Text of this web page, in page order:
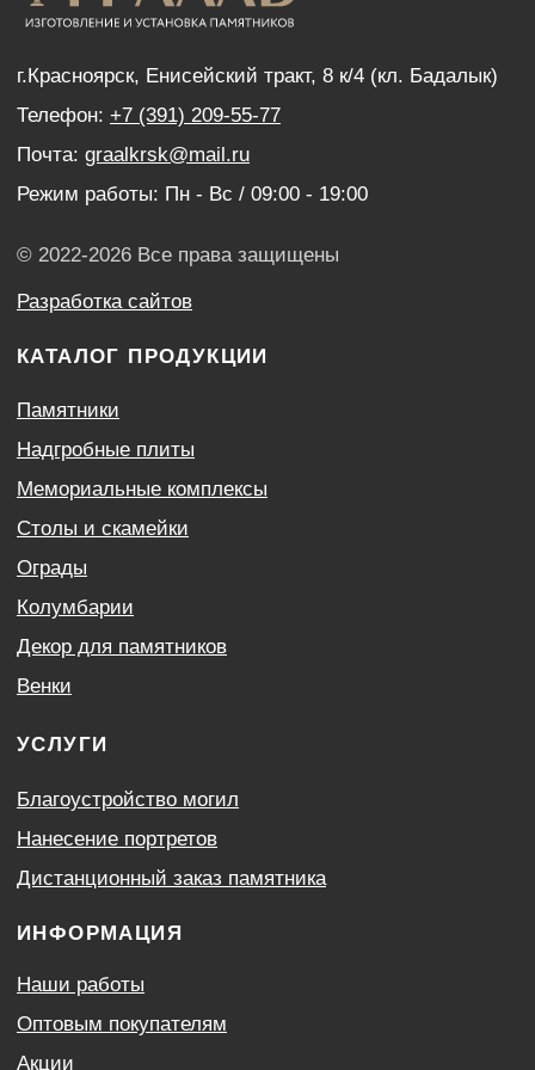
Дистанционный заказ памятника
Наши работы
Оптовым покупателям
Акции
Политика конфиденциальности
данных